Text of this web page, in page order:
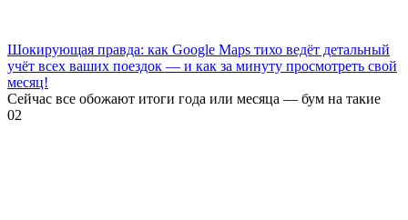
Шокирующая правда: как Google Maps тихо ведёт детальный
учёт всех ваших поездок — и как за минуту просмотреть свой
месяц!
Сейчас все обожают итоги года или месяца — бум на такие
02